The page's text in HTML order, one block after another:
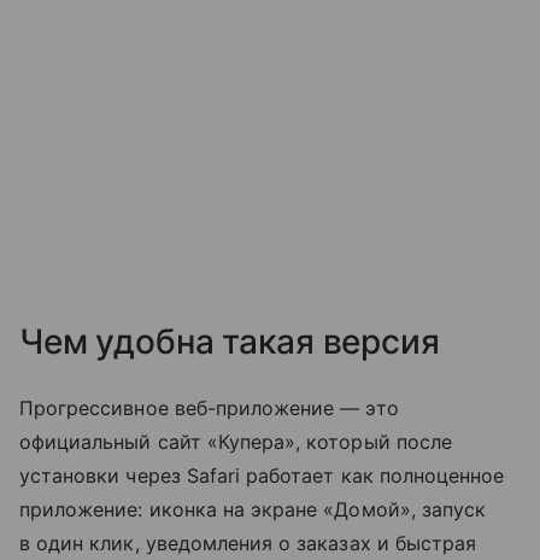
Чем удобна такая версия
Прогрессивное веб-приложение — это
официальный сайт «Купера», который после
установки через Safari работает как полноценное
приложение: иконка на экране «Домой», запуск
в один клик, уведомления о заказах и быстрая